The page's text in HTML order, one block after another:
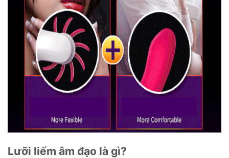
Lưỡi liếm âm đạo là gì?